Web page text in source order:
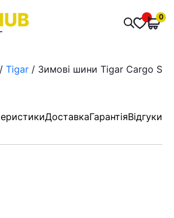
Пошук
товарів
0
/ Tigar / Зимові шини Tigar Cargo
ДоставкаГарантіяВідгуки